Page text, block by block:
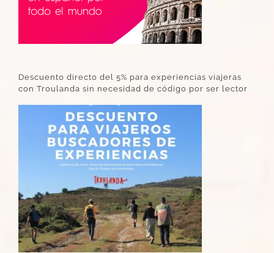
Descuento directo del 5% para experiencias viajeras
con Troulanda sin necesidad de código por ser lector